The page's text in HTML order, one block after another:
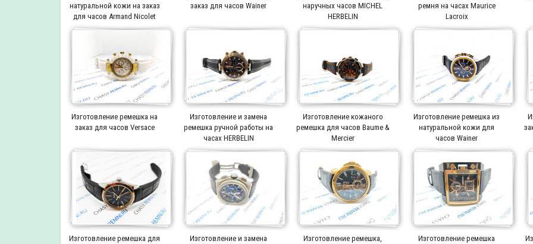
натуральной кожи на заказ
для часов Armand Nicolet
заказ для часов Wainer
наручных часов MICHEL
HERBELIN
ремня на часах Maurice
Lacroix
Изготовление ремешка на
заказ для часов Versace
Изготовление и замена
ремешка ручной работы на
часах HERBELIN
Изготовление кожаного
ремешка для часов Baume &
Mercier
Изготовление ремешка из
натуральной кожи для
часов Wainer
Изготовление ремешка для Изготовление и замена Изготовление ремешка, Изготовление ремешка